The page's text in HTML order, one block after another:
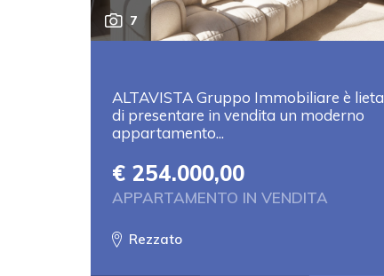
7
ALTAVISTA Gruppo Immobiliare è lieta
di presentare in vendita un moderno
appartamento...
€ 254.000,00
APPARTAMENTO IN VENDITA
Rezzato